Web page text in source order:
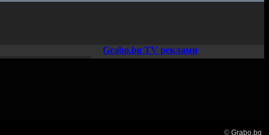
Grabo.bg TV реклами
© Grabo.bg